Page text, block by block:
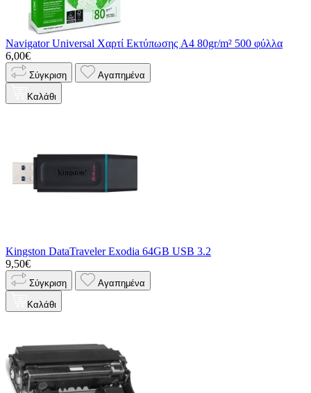
Navigator Universal Χαρτί Εκτύπωσης A4 80gr/m² 500 φύλλα
6,00€
Σύγκριση Αγαπημένα
Καλάθι
Kingston DataTraveler Exodia 64GB USB 3.2
9,50€
Σύγκριση Αγαπημένα
Καλάθι